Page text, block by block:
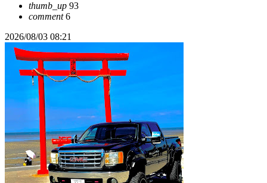
thumb_up 93
comment6
2026/08/03 08:21